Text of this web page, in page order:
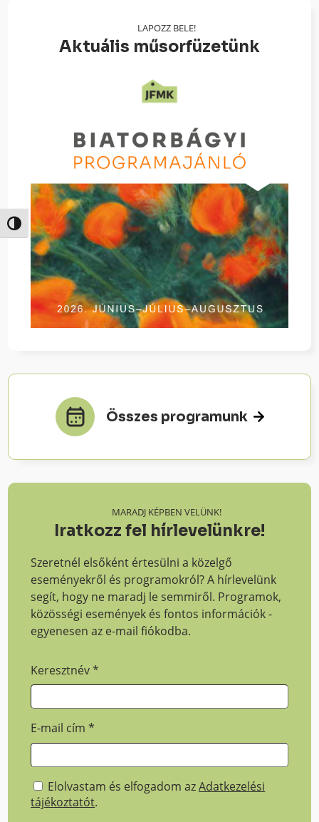
Nagy kontraszt váltása
LAPOZZ BELE!
Aktuális műsorfüzetünk
Összes programunk
MARADJ KÉPBEN VELÜNK!
Iratkozz fel hírlevelünkre!
Szeretnél elsőként értesülni a közelgő
eseményekről és programokról? A hírlevelünk
segít, hogy ne maradj le semmiről. Programok,
közösségi események és fontos információk -
egyenesen az e-mail fiókodba.
Keresztnév*
E-mail cím*
Elolvastam és elfogadom azAdatkezelési
tájékoztatót.